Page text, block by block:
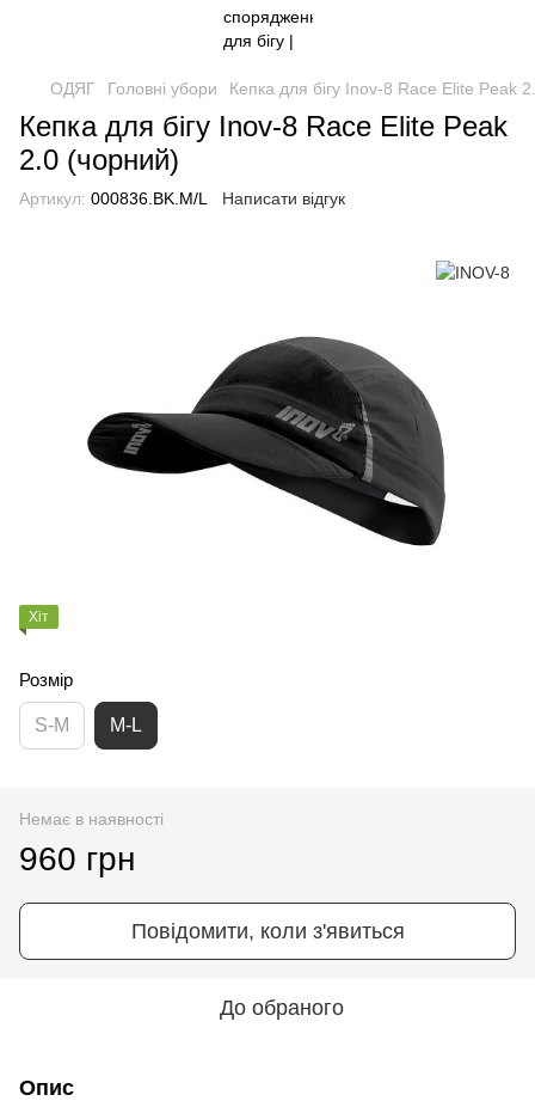
ОДЯГ Головні убори Кепка для бігу Inov-8 Race Elite Peak
Кепка для бігу Inov-8 Race Elite Peak
2.0 (чорний)
Артикул: 000836.BK.M/L Написати відгук
Хіт
Розмір
S-M M-L
Немає в наявності
960 грн
Повідомити, коли з'явиться
До обраного
Опис